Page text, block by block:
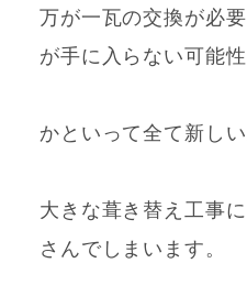
万が一瓦の交換が必
が手に入らない可能性
かといって全て新し
大きな葺き替え工事
さんでしまいます。